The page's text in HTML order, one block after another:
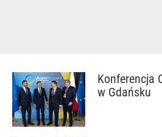
Konferencja
w Gdańsku